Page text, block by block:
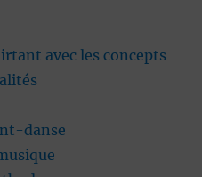
avec les concepts
danse